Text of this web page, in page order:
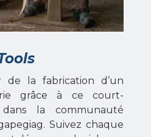
la fabrication d’un
grâce à ce court-
la communauté
Suivez chaque